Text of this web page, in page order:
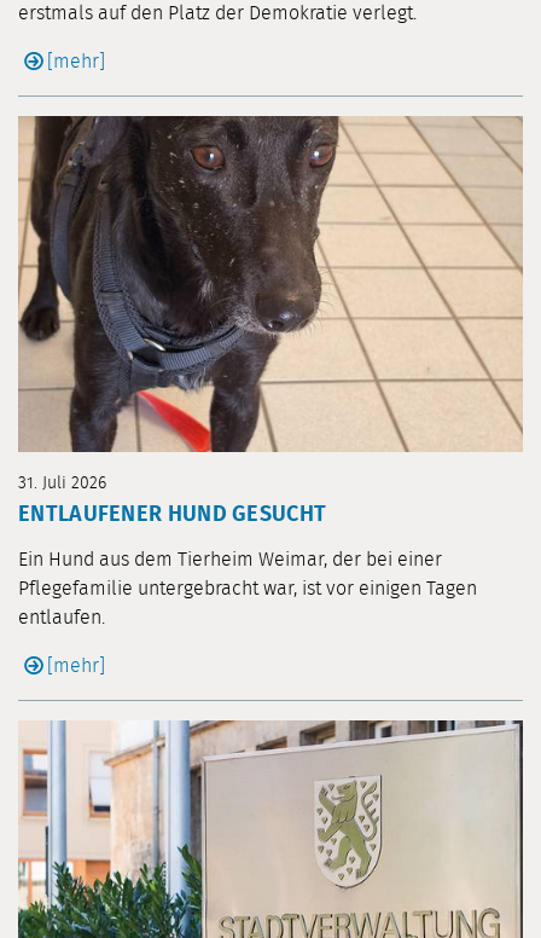
erstmals auf den Platz der Demokratie verlegt.
[mehr]
31. Juli 2026
ENTLAUFENER HUND GESUCHT
Ein Hund aus dem Tierheim Weimar, der bei einer
Pflegefamilie untergebracht war, ist vor einigen Tagen
entlaufen.
[mehr]